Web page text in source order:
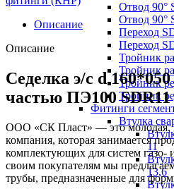
Отвод 90°
Отвод 90°
Переход
Переход
Тройник
Тройник
Тройник
Тройник
Фитинги
Втулка
11
13,6
Описание
Описание
Седелка э/с d
частью ПЭ100 SDR11
ООО «СК Пласт» — это молодая,
компания, которая занимается
комплектующих для систем газо-
своим покупателям мы
трубы, предназначенные для